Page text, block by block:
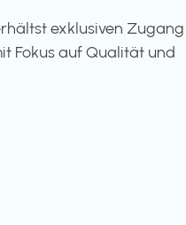
exklusiven
Fokus auf Qualität und